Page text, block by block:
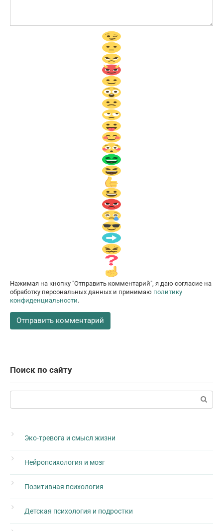
Нажимая на кнопку "Отправить комментарий", я даю согласие на
обработку персональных данных и принимаю политику
конфиденциальности.
Поиск по сайту
Поиск:
Эко-тревога и смысл жизни
Нейропсихология и мозг
Позитивная психология
Детская психология и подростки